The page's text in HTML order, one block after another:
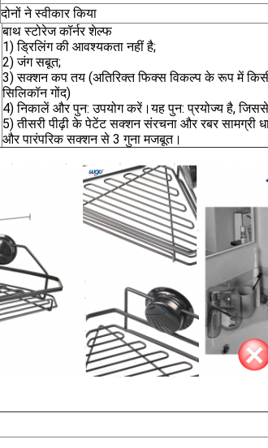
दोनों ने स्वीकार किया
बाथ स्टोरेज कॉर्नर शेल्फ
1) ड्रिलिंग की आवश्यकता नहीं है;
2) जंग सबूत;
3) सक्शन कप तय (अतिरिक्त फिक्स विकल्प के रूप में
सिलिकॉन गोंद)
4) निकालें और पुन: उपयोग करें।यह पुन: प्रयोज्य है,
5) तीसरी पीढ़ी के पेटेंट सक्शन संरचना और रबर सामग्री
और पारंपरिक सक्शन से 3 गुना मजबूत।